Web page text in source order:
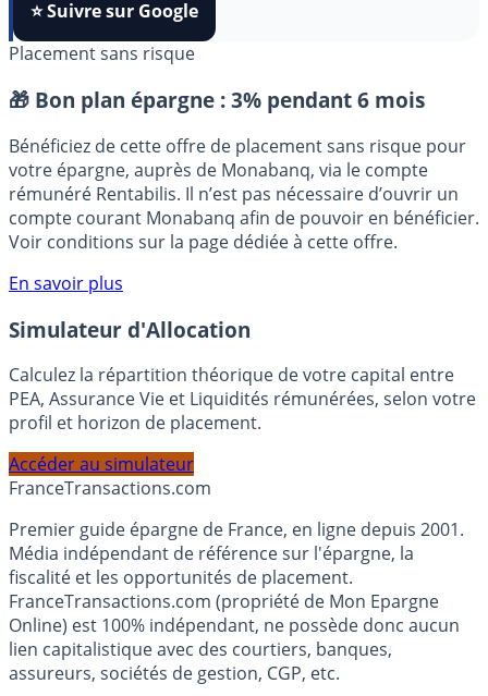
FranceTransactionsà vos sources préférées en 1 clic.
⭐️ Suivre sur Google
Placement sans risque
🎁 Bon plan épargne : 3% pendant 6 mois
Bénéficiez de cette offre de placement sans risque pour
votre épargne, auprès de Monabanq, via le compte
rémunéré Rentabilis. Il n’est pas nécessaire d’ouvrir un
compte courant Monabanq afin de pouvoir en bénéficier.
Voir conditions sur la page dédiée à cette offre.
En savoir plus
Simulateur d'Allocation
Calculez la répartition théorique de votre capital entre
PEA, Assurance Vie et Liquidités rémunérées, selon votre
profil et horizon de placement.
Accéder au simulateur
FranceTransactions.com
Premier guide épargne de France, en ligne depuis 2001.
Média indépendant de référence sur l'épargne, la
fiscalité et les opportunités de placement.
FranceTransactions.com (propriété de Mon Epargne
Online) est 100% indépendant, ne possède donc aucun
lien capitalistique avec des courtiers, banques,